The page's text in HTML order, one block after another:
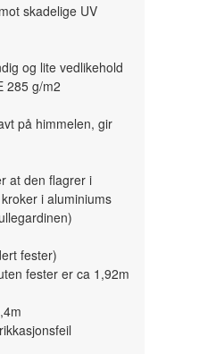
skadelige UV
og lite vedlikehold
285 g/m2
på himmelen, gir
at den flagrer i
i aluminiums
fester)
fester er ca 1,92m